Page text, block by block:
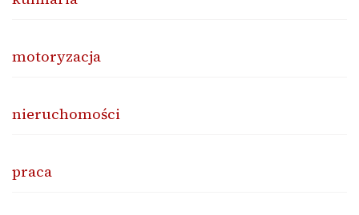
motoryzacja
nieruchomości
praca